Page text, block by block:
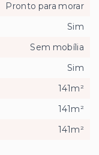
Pronto para morar
Sim
Sem mobília
Sim
141m²
141m²
141m²